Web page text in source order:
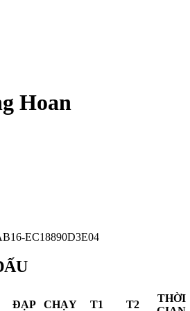
Hoan
EC18890D3E04
ĐẠP CHẠY T1 T2
THỜI